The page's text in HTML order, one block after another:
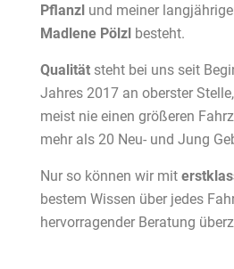
Pflanzl und meiner
Madlene Pölzl besteht.
Qualität steht bei uns seit
Jahres 2017 an oberster
meist nie einen größeren
mehr als 20 Neu- und Jung
Nur so können wir mit
bestem Wissen über jedes
hervorragender Beratung